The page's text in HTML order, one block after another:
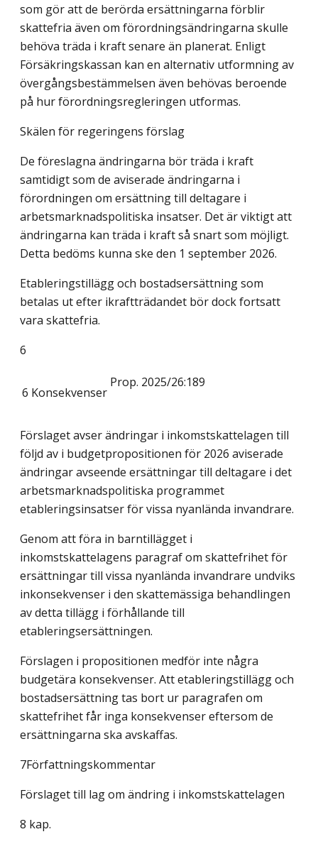
som gör att de berörda ersättningarna förblir
skattefria även om förordningsändringarna skulle
behöva träda i kraft senare än planerat. Enligt
Försäkringskassan kan en alternativ utformning av
övergångsbestämmelsen även behövas beroende
på hur förordningsregleringen utformas.
Skälen för regeringens förslag
De föreslagna ändringarna bör träda i kraft
samtidigt som de aviserade ändringarna i
förordningen om ersättning till deltagare i
arbetsmarknadspolitiska insatser. Det är viktigt att
ändringarna kan träda i kraft så snart som möjligt.
Detta bedöms kunna ske den 1 september 2026.
Etableringstillägg och bostadsersättning som
betalas ut efter ikraftträdandet bör dock fortsatt
vara skattefria.
6
6 Konsekvenser
Prop. 2025/26:189
Förslaget avser ändringar i inkomstskattelagen till
följd av i budgetpropositionen för 2026 aviserade
ändringar avseende ersättningar till deltagare i det
arbetsmarknadspolitiska programmet
etableringsinsatser för vissa nyanlända invandrare.
Genom att föra in barntillägget i
inkomstskattelagens paragraf om skattefrihet för
ersättningar till vissa nyanlända invandrare undviks
inkonsekvenser i den skattemässiga behandlingen
av detta tillägg i förhållande till
etableringsersättningen.
Förslagen i propositionen medför inte några
budgetära konsekvenser. Att etableringstillägg och
bostadsersättning tas bort ur paragrafen om
skattefrihet får inga konsekvenser eftersom de
ersättningarna ska avskaffas.
7Författningskommentar
Förslaget till lag om ändring i inkomstskattelagen
8 kap.